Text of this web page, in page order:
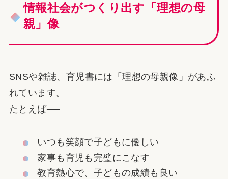
情報社会がつくり出す「理想の母
親」像
SNSや雑誌、育児書には「理想の母親像」があふ
れています。
たとえば──
いつも笑顔で子どもに優しい
家事も育児も完璧にこなす
教育熱心で、子どもの成績も良い